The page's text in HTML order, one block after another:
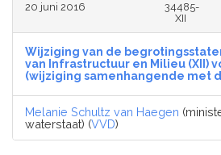
20 juni 2016
34485-
XII
Wijziging van de
van Infrastructuur en Milieu (XII)
(wijziging samenhangende met
Melanie Schultz van Haegen
waterstaat) (VVD)